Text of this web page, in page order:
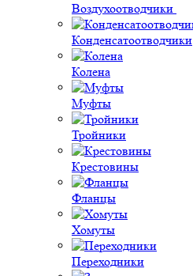
Воздухоотводчики
Конденсатоотводчики
Колена
Муфты
Тройники
Крестовины
Фланцы
Хомуты
Переходники